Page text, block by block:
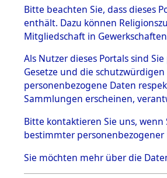
BESTÄNDE
1.
mente
5. Verschiedenes
5.3
Todesmärsche
5.3.1 Alliierte
Erhebungen
zu
Todesmärsch
en
5.3.2
Bitte beachten Sie, dass dieses
enthält. Dazu können
Mitgliedschaft in
Als Nutzer dieses Portals sind
Gesetze und die
personenbezogene Daten
Sammlungen erscheinen,
Bitte kontaktieren Sie uns,
bestimmter
Sie möchten mehr über die